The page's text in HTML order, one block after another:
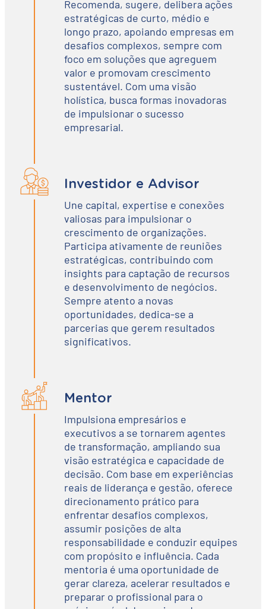
Recomenda, sugere, delibera ações
estratégicas de curto, médio e
longo prazo, apoiando empresas em
desafios complexos, sempre com
foco em soluções que agreguem
valor e promovam crescimento
sustentável. Com uma visão
holística, busca formas inovadoras
de impulsionar o sucesso
empresarial.
Investidor e Advisor
Une capital, expertise e conexões
valiosas para impulsionar o
crescimento de organizações.
Participa ativamente de reuniões
estratégicas, contribuindo com
insights para captação de recursos
e desenvolvimento de negócios.
Sempre atento a novas
oportunidades, dedica-se a
parcerias que gerem resultados
significativos.
Mentor
Impulsiona empresários e
executivos a se tornarem agentes
de transformação, ampliando sua
visão estratégica e capacidade de
decisão. Com base em experiências
reais de liderança e gestão, oferece
direcionamento prático para
enfrentar desafios complexos,
assumir posições de alta
responsabilidade e conduzir equipes
com propósito e influência. Cada
mentoria é uma oportunidade de
gerar clareza, acelerar resultados e
preparar o profissional para o